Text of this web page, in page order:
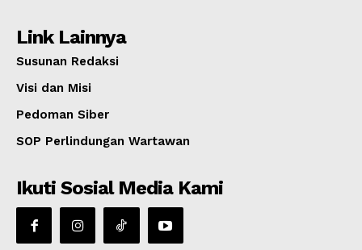
Link Lainnya
Susunan Redaksi
Visi dan Misi
Pedoman Siber
SOP Perlindungan Wartawan
Ikuti Sosial Media Kami